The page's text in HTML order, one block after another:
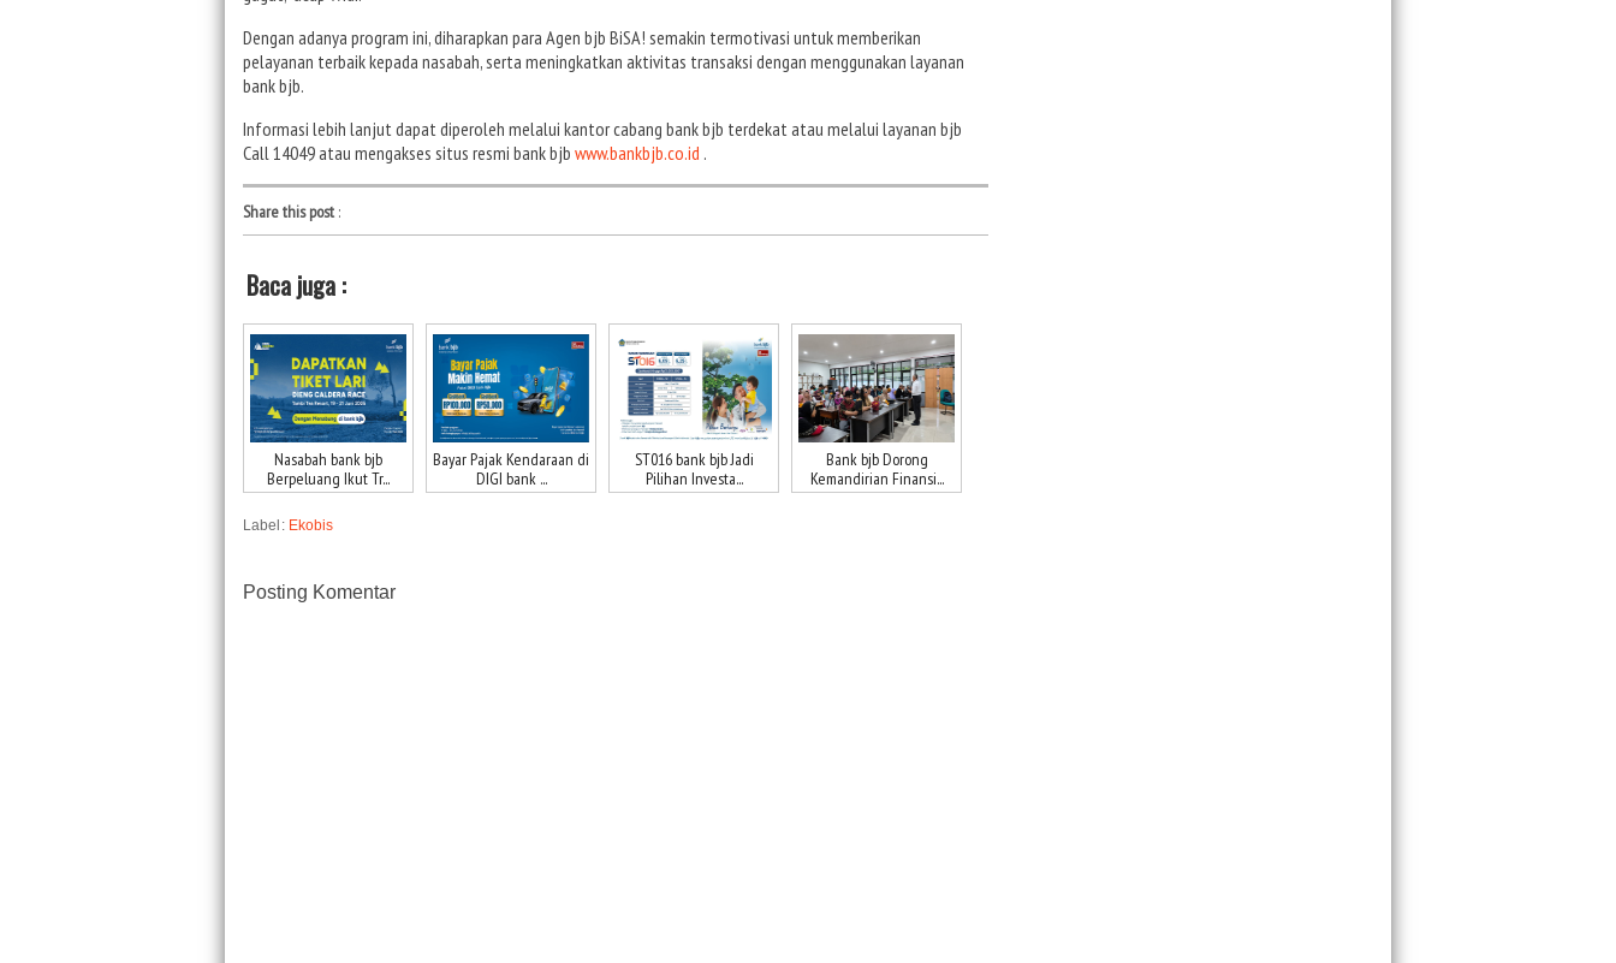
Dengan adanya program ini, diharapkan para Agen bjb BiSA! semakin termotivasi untuk memberikan
pelayanan terbaik kepada nasabah, serta meningkatkan aktivitas transaksi dengan menggunakan layanan
bank bjb.
Informasi lebih lanjut dapat diperoleh melalui kantor cabang bank bjb terdekat atau melalui layanan bjb
Call 14049 atau mengakses situs resmi bank bjb www.bankbjb.co.id .
Share this post:
Baca juga :
Nasabah bank bjb
Berpeluang Ikut Tr...
Bayar Pajak Kendaraan di
DIGI bank ...
ST016 bank bjb Jadi
Pilihan Investa...
Bank bjb Dorong
Kemandirian Finansi...
Label: Ekobis
Posting Komentar